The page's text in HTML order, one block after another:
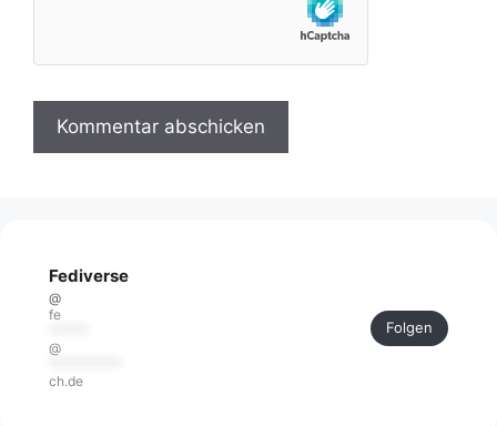
Fediverse
@
fe
@
ch.de
Folgen